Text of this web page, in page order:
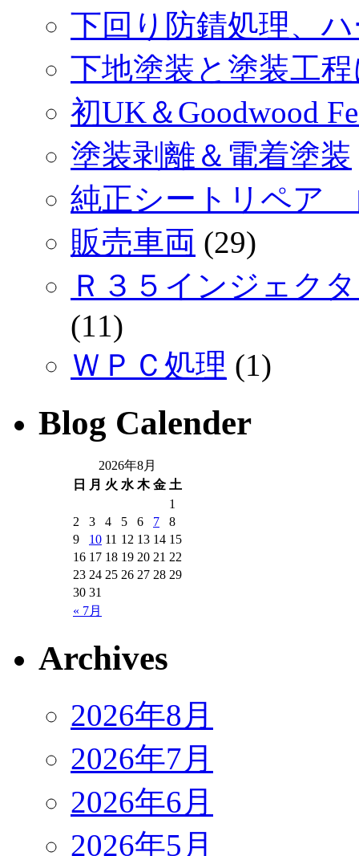
下回り防錆処理、
下地塗装と塗装工
初UK＆Goodwood
塗装剥離＆電着塗装
純正シートリペア
販売車両 (29)
Ｒ３５インジェク
(11)
ＷＰＣ処理 (1)
Blog Calender
2026年8月
日 月 火 水 木 金 土
« 7月
1
2
3 4 5 6 7
8
9
10 11 12 13 14 15
16 17 18 19 20 21 22
23 24 25 26 27 28 29
30 31
Archives
2026年8月
2026年7月
2026年6月
2026年5月